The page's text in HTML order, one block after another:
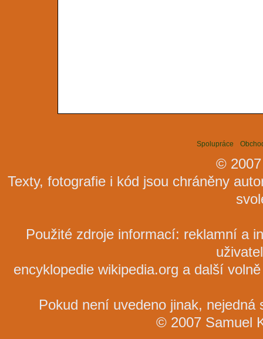
Spolupráce
©
Texty, fotografie i kód jsou chráněny
Použité zdroje informací: reklamní a
encyklopedie wikipedia.org a další
Pokud není uvedeno jinak,
© 2007 Samuel